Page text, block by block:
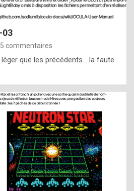
s
i
e
f
o
m
m
a
y
b
e
03
commentaires
que les précédents… la faute